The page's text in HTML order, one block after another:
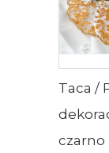
Taca /
czarno